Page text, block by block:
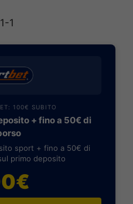
1
100€ SUBITO
+ fino a 50€ di
sport + fino a 50€ di
primo deposito